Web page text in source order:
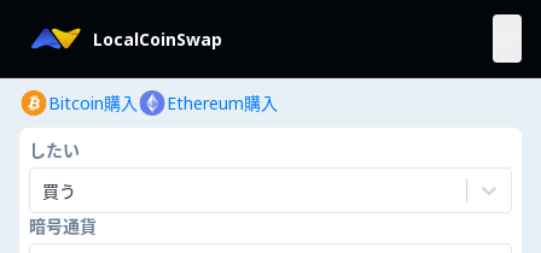
LocalCoinSwap
Bitcoin購入 Ethereum購入
したい
買う
暗号通貨